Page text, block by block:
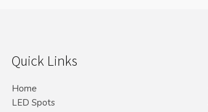
Quick Links
Home
LED Spots